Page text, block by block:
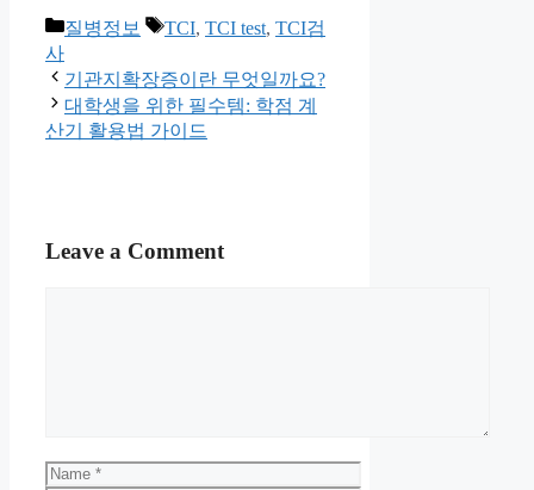
Categories
질병정보 Tags
TCI, TCI test, TCI검
사
기관지확장증이란 무엇일까요?
대학생을 위한 필수템: 학점 계
산기 활용법 가이드
Leave a Comment
Name